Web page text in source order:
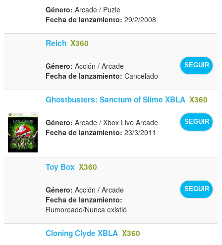
Género: Arcade / Puzle
Fecha de lanzamiento: 29/2/2008
Reich X360
SEGUIR
Género: Acción / Arcade
Fecha de lanzamiento: Cancelado
Ghostbusters: Sanctum of Slime XBLA X360
SEGUIR
Género: Arcade / Xbox Live Arcade
Fecha de lanzamiento: 23/3/2011
Toy Box X360
SEGUIR
Género: Acción / Arcade
Fecha de lanzamiento:
Rumoreado/Nunca existió
Cloning Clyde XBLA X360